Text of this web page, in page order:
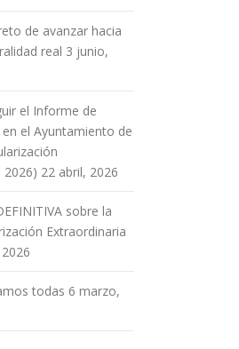
de avanzar hacia
real 3 junio,
el Informe de
el Ayuntamiento de
2026) 22 abril, 2026
sobre la
Extraordinaria
todas 6 marzo,